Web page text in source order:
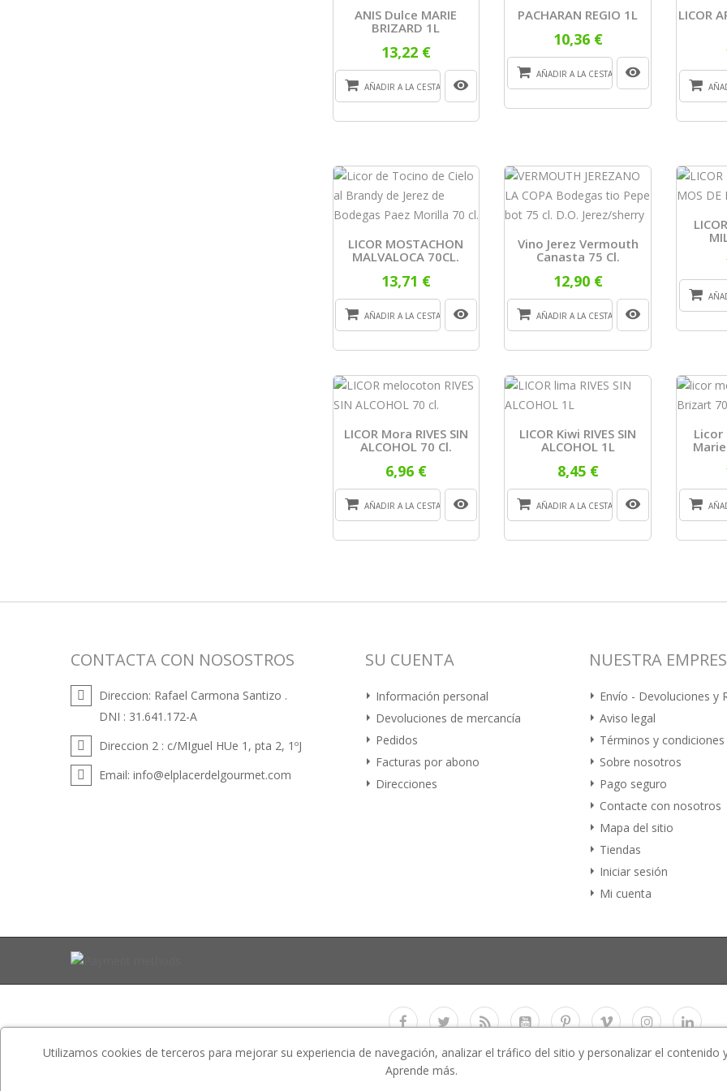
ANIS Dulce MARIE
BRIZARD 1L
13,22 €
AÑADIR A LA CESTA
PACHARAN REGIO 1L
10,36 €
AÑADIR A LA CESTA
LICOR
LICOR MOSTACHON
MALVALOCA 70CL.
13,71 €
AÑADIR A LA CESTA
Vino Jerez Vermouth
Canasta 75 Cl.
12,90 €
AÑADIR A LA CESTA
LICOR Mora RIVES SIN
ALCOHOL 70 Cl.
6,96 €
AÑADIR A LA CESTA
LICOR Kiwi RIVES SIN
ALCOHOL 1L
8,45 €
AÑADIR A LA CESTA
Licor
CONTACTA CON NOSOSTROS
Direccion: Rafael Carmona Santizo .
DNI : 31.641.172-A
Direccion 2 : c/MIguel HUe 1, pta 2, 1ºJ
Email: info@elplacerdelgourmet.com
SU CUENTA
Información personal
Devoluciones de mercancía
Pedidos
Facturas por abono
Direcciones
NUESTRA
Envío - Devoluciones y
Aviso legal
Términos y condiciones
Sobre nosotros
Pago seguro
Contacte con nosotros
Mapa del sitio
Tiendas
Iniciar sesión
Mi cuenta
Copyright 2017 E-Business Co., LTD.All rights reserved
. All images used in the demo website are for preview purpose only
Utilizamos cookies de terceros para mejorar su experiencia de navegación, analizar el tráfico del sitio y personalizar el contenido
Aprende más.